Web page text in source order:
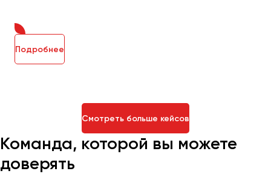
Подробнее
Смотреть больше кейсов
Команда, которой вы можете
доверять